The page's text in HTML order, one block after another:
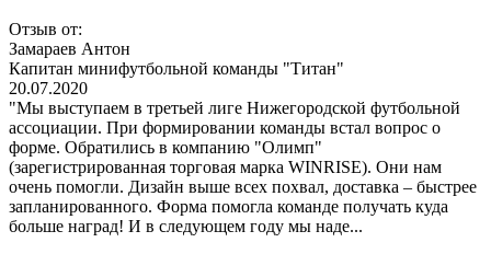
Отзыв от:
Замараев Антон
Капитан минифутбольной команды "Титан"
20.07.2020
"Мы выступаем в третьей лиге Нижегородской футбольной
ассоциации. При формировании команды встал вопрос о
форме. Обратились в компанию "Олимп"
(зарегистрированная торговая марка WINRISE). Они нам
очень помогли. Дизайн выше всех похвал, доставка – быстрее
запланированного. Форма помогла команде получать куда
больше наград! И в следующем году мы наде...